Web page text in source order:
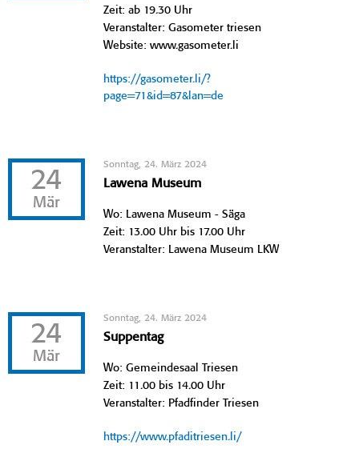
Zeit: ab 19.30 Uhr
Veranstalter: Gasometer triesen
Website: www.gasometer.li
https://gasometer.li/?
page=71&id=87&lan=de
24
Mär
Sonntag, 24. März 2024
Lawena Museum
Wo: Lawena Museum - Säga
Zeit: 13.00 Uhr bis 17.00 Uhr
Veranstalter: Lawena Museum LKW
24
Mär
Sonntag, 24. März 2024
Suppentag
Wo: Gemeindesaal Triesen
Zeit: 11.00 bis 14.00 Uhr
Veranstalter: Pfadfinder Triesen
https://www.pfaditriesen.li/